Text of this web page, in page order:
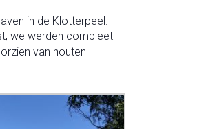
in de Klotterpeel.
we werden compleet
van houten